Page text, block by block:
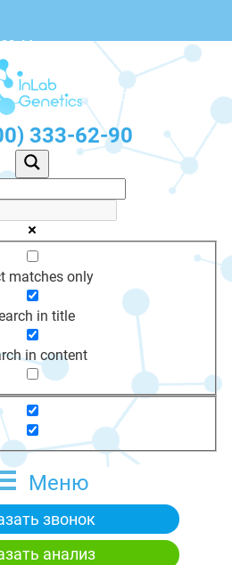
Мариинск
до 20:00
Пн-Пт с 10:00 до 20:00
333-62-90
matches only
in title
in content
Меню
звонок
анализ